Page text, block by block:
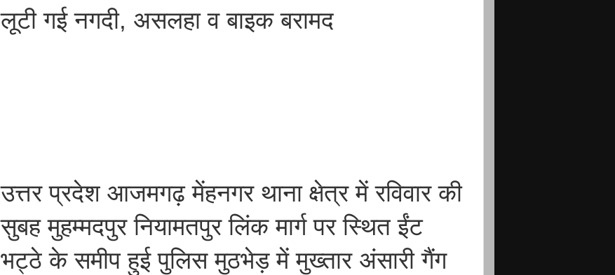
लूटी गई नगदी, असलहा व बाइक बरामद
उत्तर प्रदेश आजमगढ़ मेंहनगर थाना क्षेत्र में रविवार की
सुबह मुहम्मदपुर नियामतपुर लिंक मार्ग पर स्थित ईंट
भट्ठे के समीप हुई पुलिस मुठभेड़ में मुख्तार अंसारी गैंग